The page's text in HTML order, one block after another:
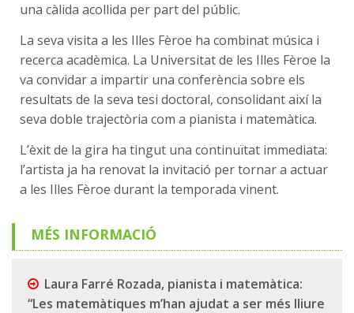
una càlida acollida per part del públic.
La seva visita a les Illes Fèroe ha combinat música i
recerca acadèmica. La Universitat de les Illes Fèroe la
va convidar a impartir una conferència sobre els
resultats de la seva tesi doctoral, consolidant així la
seva doble trajectòria com a pianista i matemàtica.
L’èxit de la gira ha tingut una continuïtat immediata:
l’artista ja ha renovat la invitació per tornar a actuar
a les Illes Fèroe durant la temporada vinent.
MÉS INFORMACIÓ
Laura Farré Rozada, pianista i matemàtica:
“Les matemàtiques m’han ajudat a ser més lliure